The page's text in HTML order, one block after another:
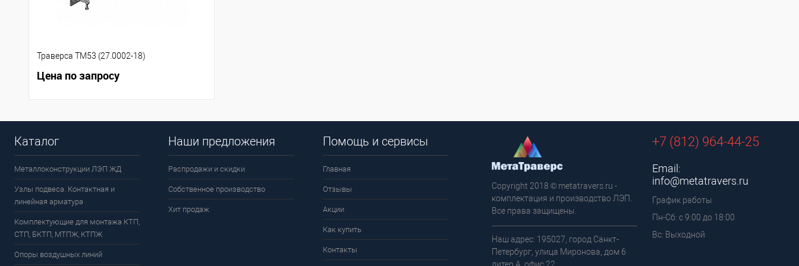
Траверса ТМ53 (27.0002-18)
Цена по запросу
Каталог
Металлоконструкции ЛЭП ЖД
Узлы подвеса. Контактная и
линейная арматура
Комплектующие для монтажа КТП,
СТП, БКТП, МТПЖ, КТПЖ
Опоры воздушных линий
Наши предложения
Распродажи и скидки
Собственное производство
Хит продаж
Помощь и сервисы
Главная
Отзывы
Акции
Как купить
Контакты
Copyright 2018 © metatravers.ru -
комплектация и производство ЛЭП.
Все права защищены.
Наш адрес: 195027, город Санкт-
Петербург, улица Миронова, дом 6
+7 (812) 964-44-25
Email:
info@metatravers.ru
График работы
Пн-Сб: с 9:00 до 18:00
Вс: Выходной